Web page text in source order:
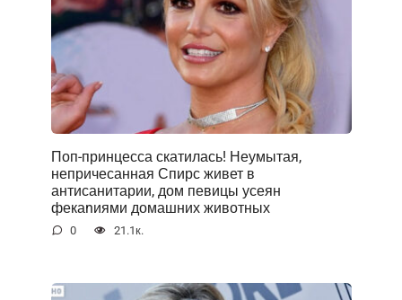
Поп-принцесса скатилась! Неумытая,
непричесанная Спирс живет в
антисанитарии, дом певицы усеян
фекаnиями домашних животных
0 21.1к.